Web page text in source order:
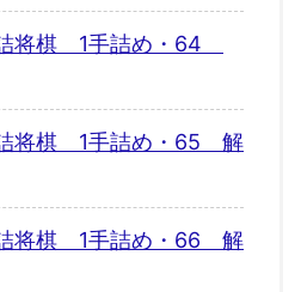
将棋 1手詰め・64
将棋 1手詰め・65 解
将棋 1手詰め・66 解